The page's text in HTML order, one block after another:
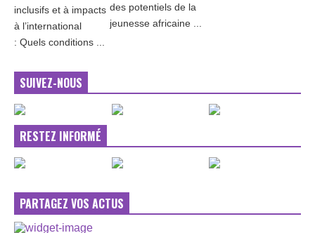
inclusifs et à impacts
à l’international
: Quels conditions ...
des potentiels de la
jeunesse africaine ...
SUIVEZ-NOUS
RESTEZ INFORMÉ
PARTAGEZ VOS ACTUS